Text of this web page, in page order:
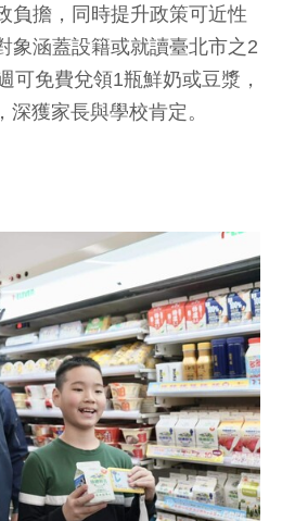
負擔，同時提升政策可近性
象涵蓋設籍或就讀臺北市之2
可免費兌領1瓶鮮奶或豆漿，
獲家長與學校肯定。